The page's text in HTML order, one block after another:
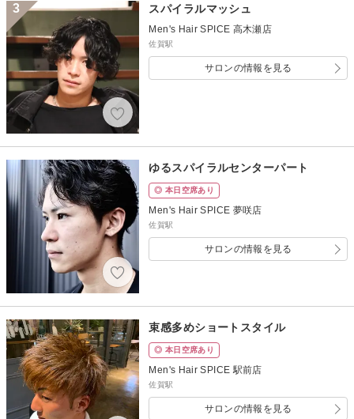
3 スパイラルマッシュ
Men's Hair SPICE 高木瀬店
佐賀駅
サロンの情報を見る
ゆるスパイラルセンターパート
◎ 本日空席あり
Men's Hair SPICE 夢咲店
佐賀駅
サロンの情報を見る
束感多めショートスタイル
◎ 本日空席あり
Men's Hair SPICE 駅前店
佐賀駅
サロンの情報を見る